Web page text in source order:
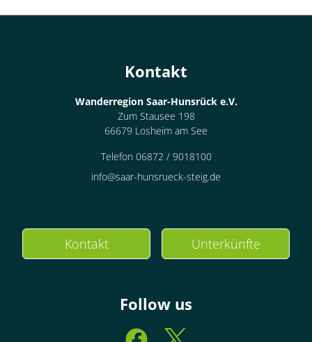
Kontakt
Wanderregion Saar-Hunsrück e.V.
Zum Stausee 198
66679 Losheim am See
Telefon 06872 / 9018100
info@saar-hunsrueck-steig.de
Kontakt Unterkünfte
Follow us